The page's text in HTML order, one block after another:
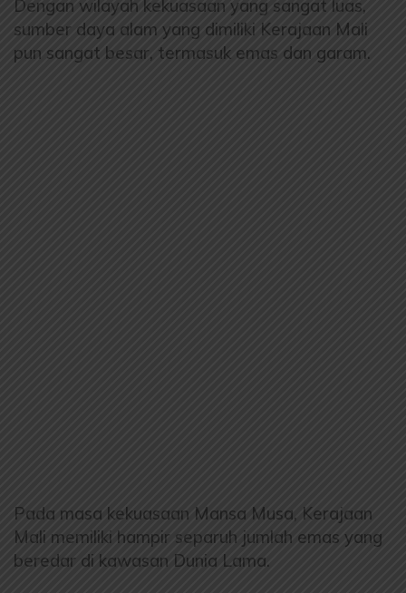
Dengan wilayah kekuasaan yang sangat luas,
sumber daya alam yang dimiliki Kerajaan Mali
pun sangat besar, termasuk emas dan garam.
Pada masa kekuasaan Mansa Musa, Kerajaan
Mali memiliki hampir separuh jumlah emas yang
beredar di kawasan Dunia Lama.